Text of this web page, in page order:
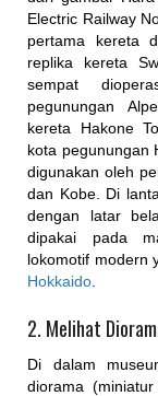
Electric Railway
pertama kereta
replika kereta
sempat
pegunungan
kereta Hakone
kota pegunungan
digunakan oleh
dan Kobe. Di
dengan latar
dipakai pada
lokomotif modern
Hokkaido
2. Melihat
Di dalam
diorama